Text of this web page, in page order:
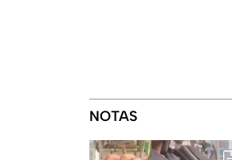
NOTAS